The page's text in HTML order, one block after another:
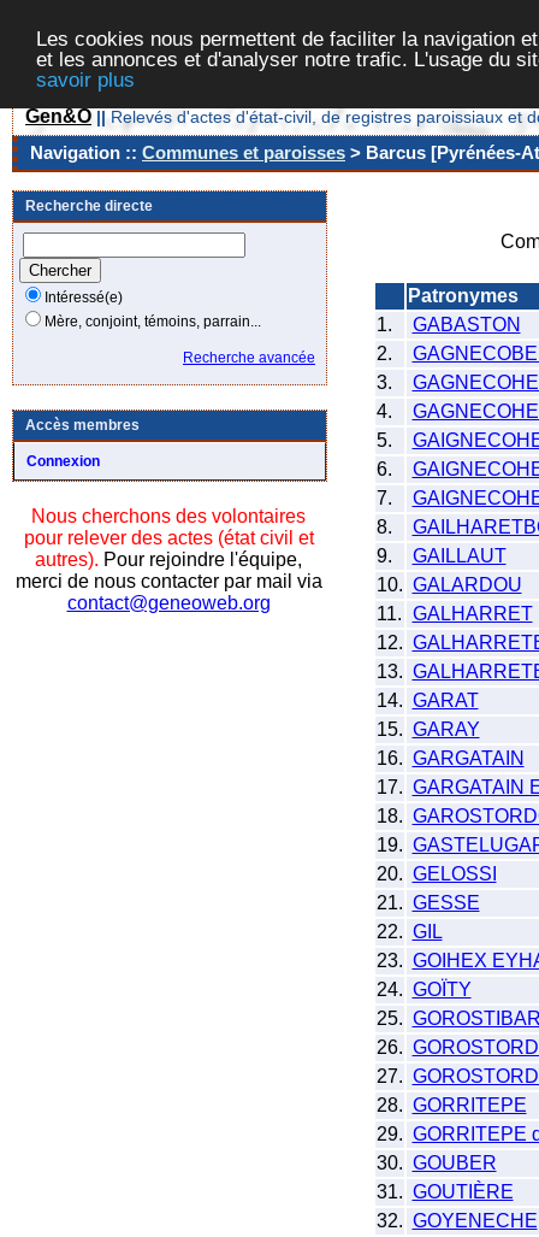
Les cookies nous permettent de faciliter la navigation
et les annonces et d'analyser notre trafic. L'usage du
savoir plus
Gen&O || Relevés d'actes d'état-civil, de registres paroissiaux et
Navigation :: Communes et paroisses > Barcus [Pyrénées-
Recherche directe
Intéressé(e)
Mère, conjoint, témoins, parrain...
Recherche avancée
Accès membres
Connexion
Nous cherchons des volontaires
pour relever des actes (état civil et
autres). Pour rejoindre l'équipe,
merci de nous contacter par mail via
contact@geneoweb.org
Patronymes
1.
GABASTON
2.
3.
4.
5.
6.
7.
8.
9.
GAILLAUT
10. GALARDOU
11. GALHARRET
12.
13.
14. GARAT
15. GARAY
16. GARGATAIN
17. GARGATAIN
18.
19.
20. GELOSSI
21. GESSE
22. GIL
23. GOIHEX
24. GOÏTY
25.
26.
27.
28. GORRITEPE
29. GORRITEPE
30. GOUBER
31. GOUTIÈRE
32. GOYENECHE